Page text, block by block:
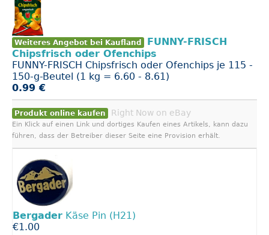
Weiteres Angebot bei Kaufland
FUNNY-FRISCH
Chipsfrisch oder Ofenchips
FUNNY-FRISCH Chipsfrisch oder Ofenchips je 115 -
150-g-Beutel (1 kg = 6.60 - 8.61)
0.99 €
Produkt online kaufen Right Now on eBay
Ein Klick auf einen Link und dortiges Kaufen eines Artikels, kann dazu
führen, dass der Betreiber dieser Seite eine Provision erhält.
Bergader Käse Pin (H21)
€1.00